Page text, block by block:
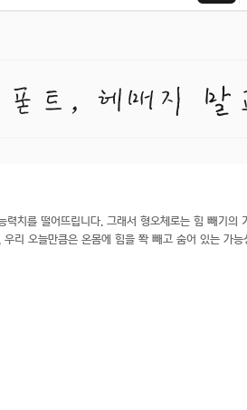
치를 떨어뜨립니다. 그래서 형오체로는 힘 빼기의
리 오늘만큼은 온몸에 힘을 쫙 빼고 숨어 있는 가능